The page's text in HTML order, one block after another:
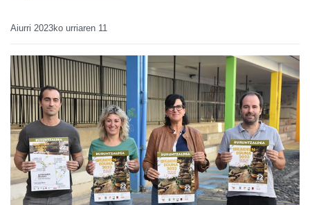
Aiurri 2023ko urriaren 11